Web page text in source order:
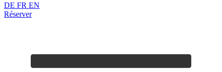
DE FR EN
Réserver